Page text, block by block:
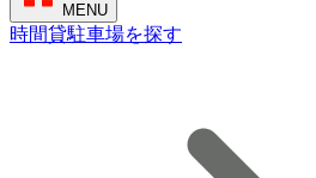
MENU
時間貸駐車場を探す